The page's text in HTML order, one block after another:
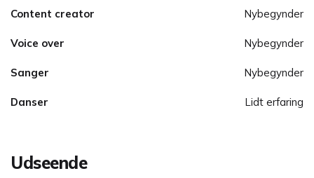
Content creator Nybegynder
Voice over Nybegynder
Sanger Nybegynder
Danser Lidt erfaring
Udseende